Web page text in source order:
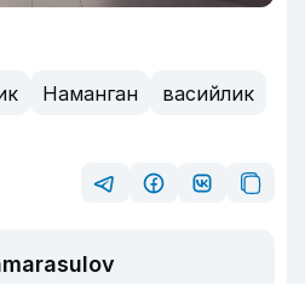
Наманган
васийлик